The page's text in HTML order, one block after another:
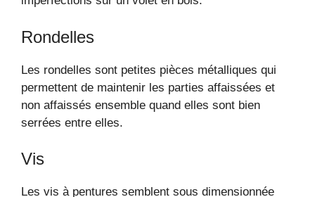
Rondelles
Les rondelles sont petites pièces métalliques qui
permettent de maintenir les parties affaissées et
non affaissés ensemble quand elles sont bien
serrées entre elles.
Vis
Les vis à pentures semblent sous dimensionnée